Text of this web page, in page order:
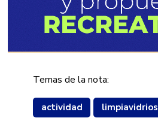
Temas de la nota:
actividad limpiavidrios